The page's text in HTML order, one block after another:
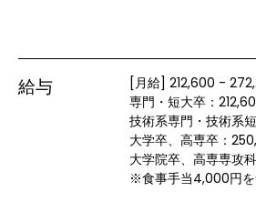
給与
[月給] 212,600 -
専門・短大卒：
技術系専門・技術系
大学卒、高専卒：
大学院卒、高専専攻
※食事手当4,000円